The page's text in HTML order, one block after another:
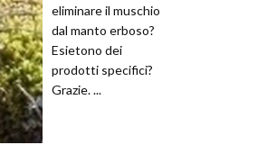
eliminare il muschio
dal manto erboso?
Esietono dei
prodotti specifici?
Grazie. ...